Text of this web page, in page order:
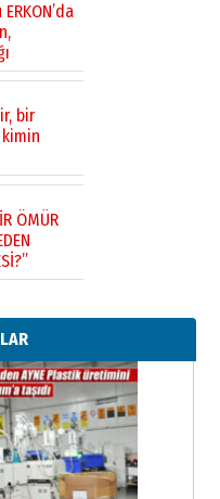
bir
ÖMÜR
Alperen…
yürüdü.!